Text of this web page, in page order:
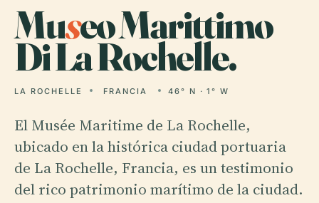
Museo Marittimo
Di La Rochelle.
LA ROCHELLE FRANCIA 46° N · 1° W
El Musée Maritime de La Rochelle,
ubicado en la histórica ciudad portuaria
de La Rochelle, Francia, es un testimonio
del rico patrimonio marítimo de la ciudad.